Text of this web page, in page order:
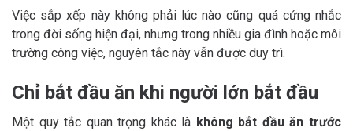
Việc sắp xếp này không phải lúc nào cũng quá cứng nhắc
trong đời sống hiện đại, nhưng trong nhiều gia đình hoặc môi
trường công việc, nguyên tắc này vẫn được duy trì.
Chỉ bắt đầu ăn khi người lớn bắt đầu
Một quy tắc quan trọng khác là không bắt đầu ăn trước